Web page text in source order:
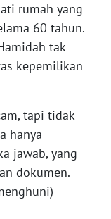
rumah yang
60 tahun.
tak
kepemilikan
tapi tidak
hanya
jawab, yang
dokumen.